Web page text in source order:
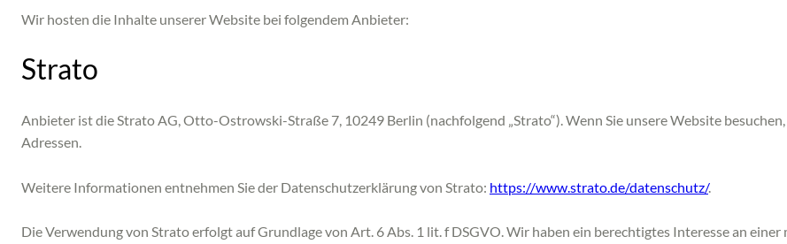
Wir hosten die Inhalte unserer Website bei folgendem Anbieter:
Strato
Anbieter ist die Strato AG, Otto-Ostrowski-Straße 7, 10249 Berlin (nachfolgend „Strato“). Wenn Sie unsere Website
Adressen.
Weitere Informationen entnehmen Sie der Datenschutzerklärung von Strato: https://www.strato.de/datenschutz/.
Die Verwendung von Strato erfolgt auf Grundlage von Art. 6 Abs. 1 lit. f DSGVO. Wir haben ein berechtigtes Interesse an